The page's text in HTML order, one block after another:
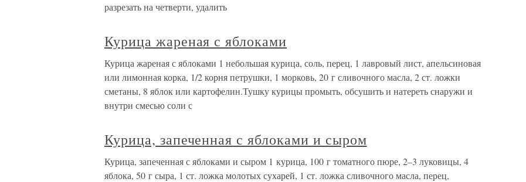
разрезать на четверти, удалить
Курица жареная с яблоками
Курица жареная с яблоками 1 небольшая курица, соль, перец, 1 лавровый лист, апельсиновая
или лимонная корка, 1/2 корня петрушки, 1 морковь, 20 г сливочного масла, 2 ст. ложки
сметаны, 8 яблок или картофелин.Тушку курицы промыть, обсушить и натереть снаружи и
внутри смесью соли с
Курица, запеченная с яблоками и сыром
Курица, запеченная с яблоками и сыром 1 курица, 100 г томатного пюре, 2–3 луковицы, 4
яблока, 50 г сыра, 1 ст. ложка молотых сухарей, 1 ст. ложка сливочного масла, перец,